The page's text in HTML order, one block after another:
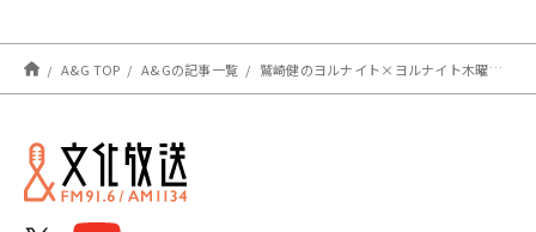
A&G TOP A&Gの記事一覧 鷲崎健のヨルナイト×ヨルナイト木曜日！ #１７８０レポート